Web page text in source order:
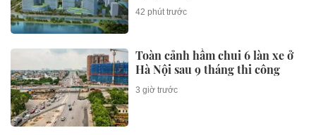
42 phút trước
Toàn cảnh hầm chui 6 làn xe ở
Hà Nội sau 9 tháng thi công
3 giờ trước